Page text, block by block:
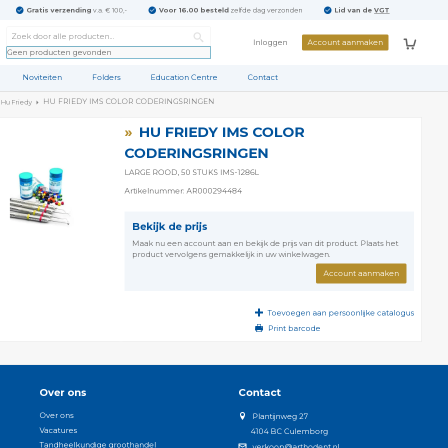
Gratis verzending v.a. € 100,- Voor 16.00 besteld zelfde dag verzonden Lid van deVGT
Geen producten gevonden
Inloggen Account aanmaken
Noviteiten Folders Education Centre Contact
Hu Friedy HU FRIEDY IMS COLOR CODERINGSRINGEN
HU FRIEDY IMS COLOR
CODERINGSRINGEN
LARGE ROOD, 50 STUKS IMS-1286L
Artikelnummer: AR000294484
Bekijk de prijs
Maak nu een account aan en bekijk de prijs van dit product. Plaats het
product vervolgens gemakkelijk in uw winkelwagen.
Account aanmaken
Toevoegen aan persoonlijke catalogus
Print barcode
Over ons
Over ons
Vacatures
Tandheelkundige groothandel
Contact
Plantijnweg 27
4104 BC Culemborg